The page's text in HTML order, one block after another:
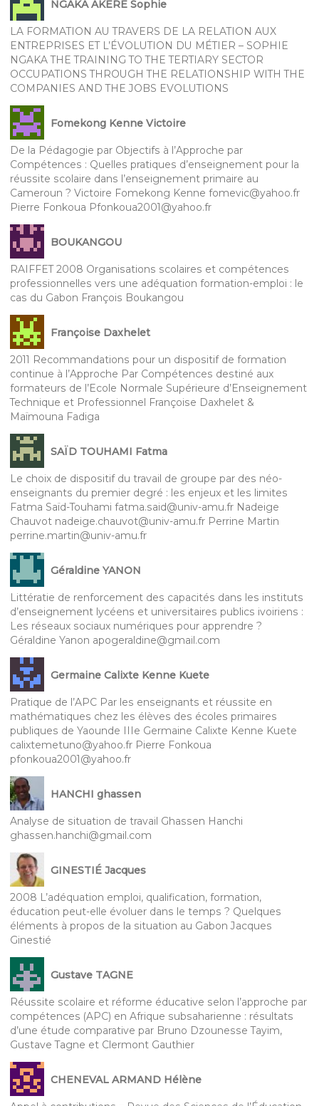
NGAKA AKERE Sophie
LA FORMATION AU TRAVERS DE LA RELATION AUX
ENTREPRISES ET L’ÉVOLUTION DU MÉTIER – SOPHIE
NGAKA THE TRAINING TO THE TERTIARY SECTOR
OCCUPATIONS THROUGH THE RELATIONSHIP WITH THE
COMPANIES AND THE JOBS EVOLUTIONS
Fomekong Kenne Victoire
De la Pédagogie par Objectifs à l’Approche par
Compétences : Quelles pratiques d’enseignement pour la
réussite scolaire dans l’enseignement primaire au
Cameroun ? Victoire Fomekong Kenne fomevic@yahoo.fr
Pierre Fonkoua Pfonkoua2001@yahoo.fr
BOUKANGOU
RAIFFET 2008 Organisations scolaires et compétences
professionnelles vers une adéquation formation-emploi : le
cas du Gabon François Boukangou
Françoise Daxhelet
2011 Recommandations pour un dispositif de formation
continue à l’Approche Par Compétences destiné aux
formateurs de l’Ecole Normale Supérieure d’Enseignement
Technique et Professionnel Françoise Daxhelet &
Maïmouna Fadiga
SAÏD TOUHAMI Fatma
Le choix de dispositif du travail de groupe par des néo-
enseignants du premier degré : les enjeux et les limites
Fatma Saïd-Touhami fatma.said@univ-amu.fr Nadeige
Chauvot nadeige.chauvot@univ-amu.fr Perrine Martin
perrine.martin@univ-amu.fr
Géraldine YANON
Littératie de renforcement des capacités dans les instituts
d’enseignement lycéens et universitaires publics ivoiriens :
Les réseaux sociaux numériques pour apprendre ?
Géraldine Yanon apogeraldine@gmail.com
Germaine Calixte Kenne Kuete
Pratique de l’APC Par les enseignants et réussite en
mathématiques chez les élèves des écoles primaires
publiques de Yaounde IIIe Germaine Calixte Kenne Kuete
calixtemetuno@yahoo.fr Pierre Fonkoua
pfonkoua2001@yahoo.fr
HANCHI ghassen
Analyse de situation de travail Ghassen Hanchi
ghassen.hanchi@gmail.com
GINESTIÉ Jacques
2008 L’adéquation emploi, qualification, formation,
éducation peut-elle évoluer dans le temps ? Quelques
éléments à propos de la situation au Gabon Jacques
Ginestié
Gustave TAGNE
Réussite scolaire et réforme éducative selon l’approche par
compétences (APC) en Afrique subsaharienne : résultats
d’une étude comparative par Bruno Dzounesse Tayim,
Gustave Tagne et Clermont Gauthier
CHENEVAL ARMAND Hélène